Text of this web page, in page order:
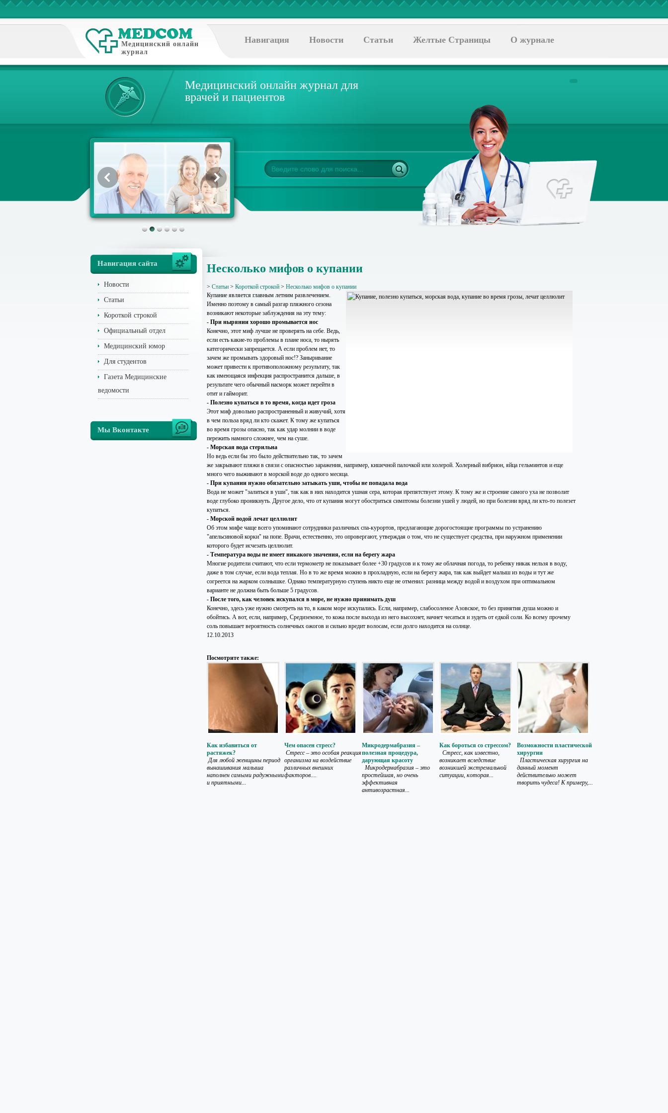
Медицинский онлайн
журнал
Навигация Новости Статьи Желтые Страницы О журнале
Медицинский онлайн журнал для
врачей и пациентов
Навигация сайта
Новости
Статьи
Короткой строкой
Официальный отдел
Медицинский юмор
Для студентов
Газета Медицинские
ведомости
Мы Вконтакте
Несколько мифов о купании
> Статьи > Короткой строкой > Несколько мифов о купании
Купание является главным летним развлечением.
Именно поэтому в самый разгар пляжного сезона
возникают некоторые заблуждения на эту тему:
- При нырянии хорошо промывается нос
Конечно, этот миф лучше не проверять на себе. Ведь,
если есть какие-то проблемы в плане носа, то нырять
категорически запрещается. А если проблем нет, то
зачем же промывать здоровый нос!? Заныривание
может привести к противоположному результату, так
как имеющаяся инфекция распространится дальше, в
результате чего обычный насморк может перейти в
отит и гайморит.
- Полезно купаться в то время, когда идет гроза
Этот миф довольно распространенный и живучий, хотя
в чем польза вряд ли кто скажет. К тому же купаться
во время грозы опасно, так как удар молнии в воде
пережить намного сложнее, чем на суше.
- Морская вода стерильна
Но ведь если бы это было действительно так, то зачем
же закрывают пляжи в связи с опасностью заражения, например, кишечной палочкой или холерой. Холерный вибрион, яйца гельминтов и еще
много чего выживают в морской воде до одного месяца.
- При купании нужно обязательно затыкать уши, чтобы не попадала вода
Вода не может "залиться в уши", так как в них находится ушная сера, которая препятствует этому. К тому же и строение самого уха не позволит
воде глубоко проникнуть. Другое дело, что от купания могут обостриться симптомы болезни ушей у людей, но при болезни вряд ли кто-то полезет
купаться.
- Морской водой лечат целлюлит
Об этом мифе чаще всего упоминают сотрудники различных спа-курортов, предлагающие дорогостоящие программы по устранению
"апельсиновой корки" на попе. Врачи, естественно, это опровергают, утверждая о том, что не существует средства, при наружном применении
которого будет исчезать целлюлит.
- Температура воды не имеет никакого значения, если на берегу жара
Многие родители считают, что если термометр не показывает более +30 градусов и к тому же облачная погода, то ребенку никак нельзя в воду,
даже в том случае, если вода теплая. Но в то же время можно в прохладную, если на берегу жара, так как выйдет малыш из воды и тут же
согреется на жарком солнышке. Однако температурную ступень никто еще не отменил: разница между водой и воздухом при оптимальном
варианте не должна быть больше 5 градусов.
- После того, как человек искупался в море, не нужно принимать душ
Конечно, здесь уже нужно смотреть на то, в каком море искупались. Если, например, слабосоленое Азовское, то без принятия душа можно и
обойтись. А вот, если, например, Средиземное, то кожа после выхода из него высохнет, начнет чесаться и зудеть от едкой соли. Ко всему прочему
соль повышает вероятность солнечных ожогов и сильно вредит волосам, если долго находится на солнце.
12.10.2013
Посмотрите также:
Как избавиться от
растяжек?
Для любой женщины период
вынашивания малыша
наполнен самыми радужными
и приятными...
Чем опасен стресс?
Стресс – это особая реакция
организма на воздействие
различных внешних
факторов....
Микродермабразия –
полезная процедура,
дарующая красоту
Микродермабразия – это
простейшая, но очень
эффективная
антивозрастная...
Как бороться со стрессом?
Стресс, как известно,
возникает вследствие
возникшей экстремальной
ситуации, которая...
Возможности пластической
хирургии
Пластическая хирургия на
данный момент
действительно может
творить чудеса! К примеру,...